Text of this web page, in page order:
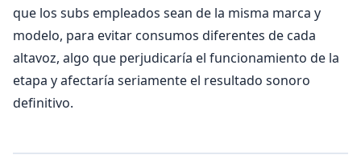
que los subs empleados sean de la misma marca y
modelo, para evitar consumos diferentes de cada
altavoz, algo que perjudicaría el funcionamiento de la
etapa y afectaría seriamente el resultado sonoro
definitivo.